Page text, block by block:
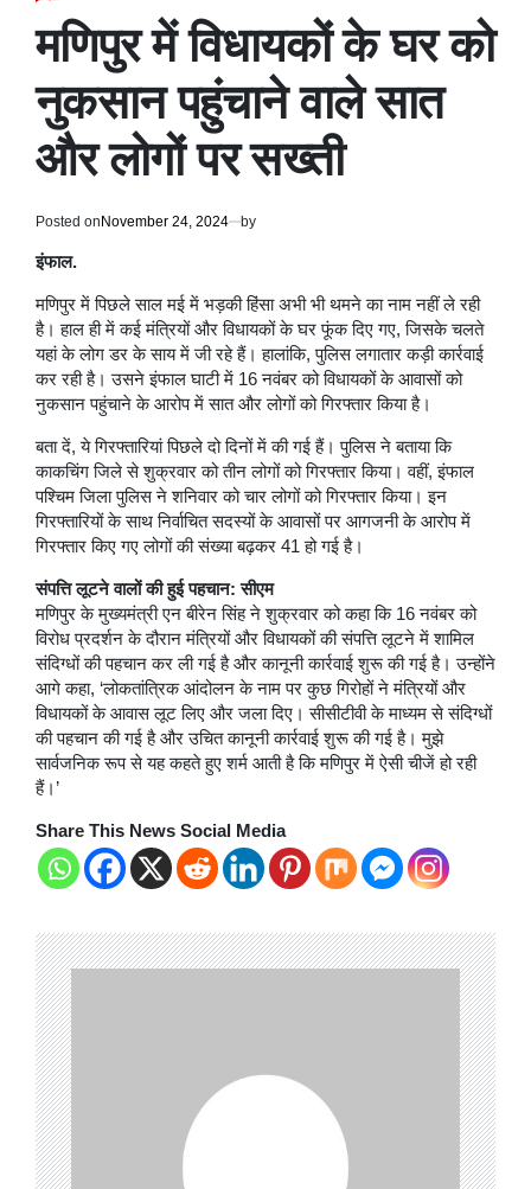
मणिपुर में विधायकों के घर को
नुकसान पहुंचाने वाले सात
और लोगों पर सख्ती
Posted onNovember 24, 2024 by
इंफाल.
मणिपुर में पिछले साल मई में भड़की हिंसा अभी भी थमने का नाम नहीं ले रही
है। हाल ही में कई मंत्रियों और विधायकों के घर फूंक दिए गए, जिसके चलते
यहां के लोग डर के साय में जी रहे हैं। हालांकि, पुलिस लगातार कड़ी कार्रवाई
कर रही है। उसने इंफाल घाटी में 16 नवंबर को विधायकों के आवासों को
नुकसान पहुंचाने के आरोप में सात और लोगों को गिरफ्तार किया है।
बता दें, ये गिरफ्तारियां पिछले दो दिनों में की गई हैं। पुलिस ने बताया कि
काकचिंग जिले से शुक्रवार को तीन लोगों को गिरफ्तार किया। वहीं, इंफाल
पश्चिम जिला पुलिस ने शनिवार को चार लोगों को गिरफ्तार किया। इन
गिरफ्तारियों के साथ निर्वाचित सदस्यों के आवासों पर आगजनी के आरोप में
गिरफ्तार किए गए लोगों की संख्या बढ़कर 41 हो गई है।
संपत्ति लूटने वालों की हुई पहचान: सीएम
मणिपुर के मुख्यमंत्री एन बीरेन सिंह ने शुक्रवार को कहा कि 16 नवंबर को
विरोध प्रदर्शन के दौरान मंत्रियों और विधायकों की संपत्ति लूटने में शामिल
संदिग्धों की पहचान कर ली गई है और कानूनी कार्रवाई शुरू की गई है। उन्होंने
आगे कहा, ‘लोकतांत्रिक आंदोलन के नाम पर कुछ गिरोहों ने मंत्रियों और
विधायकों के आवास लूट लिए और जला दिए। सीसीटीवी के माध्यम से संदिग्धों
की पहचान की गई है और उचित कानूनी कार्रवाई शुरू की गई है। मुझे
सार्वजनिक रूप से यह कहते हुए शर्म आती है कि मणिपुर में ऐसी चीजें हो रही
हैं।’
Share This News Social Media